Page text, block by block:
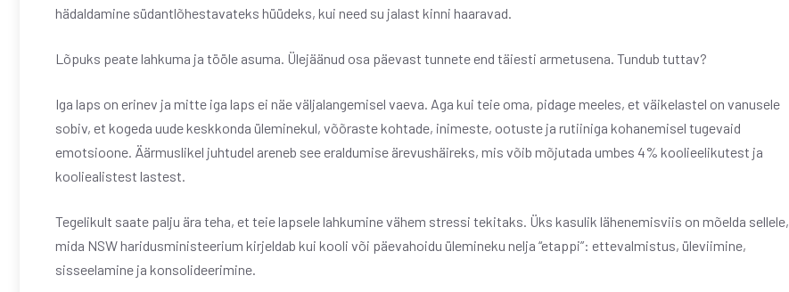
hädaldamine südantlõhestavateks hüüdeks, kui need su jalast kinni haaravad.
Lõpuks peate lahkuma ja tööle asuma. Ülejäänud osa päevast tunnete end täiesti armetusena. Tundub tuttav?
Iga laps on erinev ja mitte iga laps ei näe väljalangemisel vaeva. Aga kui teie oma, pidage meeles, et väikelastel on vanusele
sobiv, et kogeda uude keskkonda üleminekul, võõraste kohtade, inimeste, ootuste ja rutiiniga kohanemisel tugevaid
emotsioone. Äärmuslikel juhtudel areneb see eraldumise ärevushäireks, mis võib mõjutada umbes 4% koolieelikutest ja
kooliealistest lastest.
Tegelikult saate palju ära teha, et teie lapsele lahkumine vähem stressi tekitaks. Üks kasulik lähenemisviis on mõelda sellele,
mida NSW haridusministeerium kirjeldab kui kooli või päevahoidu ülemineku nelja “etappi”: ettevalmistus, üleviimine,
sisseelamine ja konsolideerimine.